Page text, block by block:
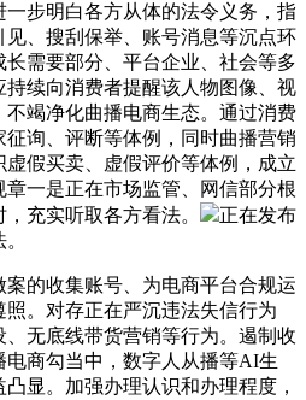
步明白各方从体的法令义务，指
、搜刮保举、账号消息等沉点环
需要部分、平台企业、社会等多
续向消费者提醒该人物图像、视
竭净化曲播电商生态。通过消费
询、评断等体例，同时曲播营销
假买卖、虚假评价等体例，成立
一是正在市场监管、网信部分根
充实听取各方看法。
正在发布
的收集账号、为电商平台合规运
。对存正在严沉违法失信行为
无底线带货营销等行为。遏制收
商勾当中，数字人从播等AI生
显。加强办理认识和办理程度，